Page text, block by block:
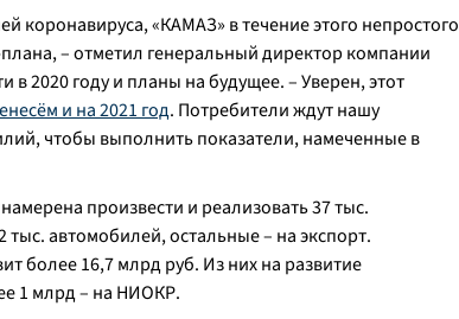
«КАМАЗ» в течение этого непростого
, – отметил генеральный директор компании
в 2020 году и планы на будущее. –Уверен, этот
и на 2021 год. Потребители ждут нашу
чтобы выполнить показатели, намеченные в
произвести и реализовать 37 тыс.
автомобилей, остальные – на экспорт.
более 16,7 млрд руб. Из них на развитие
1 млрд – на НИОКР.